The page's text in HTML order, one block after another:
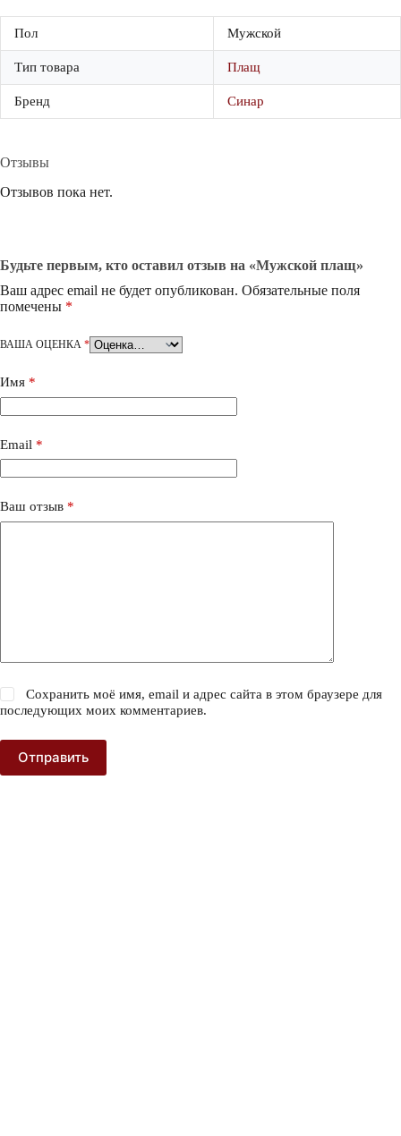
Пол Мужской
Тип товара Плащ
Бренд Синар
Отзывы
Отзывов пока нет.
Будьте первым, кто оставил отзыв на «Мужской плащ»
Ваш адрес email не будет опубликован. Обязательные поля
помечены *
ВАША ОЦЕНКА *
Имя *
Email *
Ваш отзыв *
Сохранить моё имя, email и адрес сайта в этом браузере для
последующих моих комментариев.
Отправить